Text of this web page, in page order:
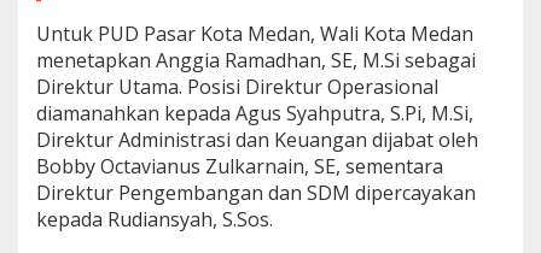
Untuk PUD Pasar Kota Medan, Wali Kota Medan
menetapkan Anggia Ramadhan, SE, M.Si sebagai
Direktur Utama. Posisi Direktur Operasional
diamanahkan kepada Agus Syahputra, S.Pi, M.Si,
Direktur Administrasi dan Keuangan dijabat oleh
Bobby Octavianus Zulkarnain, SE, sementara
Direktur Pengembangan dan SDM dipercayakan
kepada Rudiansyah, S.Sos.